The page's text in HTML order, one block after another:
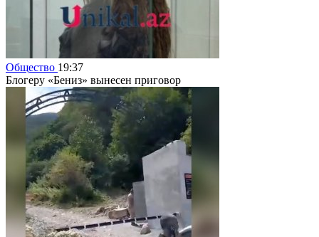
Общество 19:37
Блогеру «Бениз» вынесен приговор